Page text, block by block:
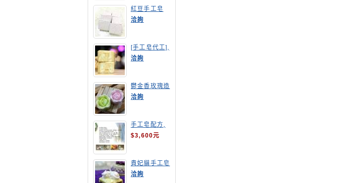
紅豆手工皂
洽詢
[手工皂代工],
羊奶皂
洽詢
鬱金香玫瑰造
型手工皂
洽詢
手工皂配方,
手工皂教學
$3,600元
貴妃貓手工皂
洽詢